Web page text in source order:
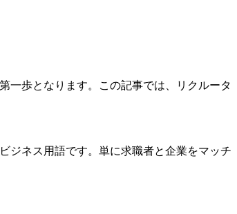
一歩となります。この記事では、リクルータ
ジネス用語です。単に求職者と企業をマッチ